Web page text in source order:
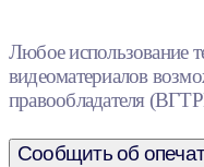
Любое использование
видеоматериалов
правообладателя
Сообщить об